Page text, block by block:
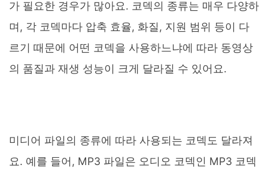
가 필요한 경우가 많아요. 코덱의 종류는 매우 다양하
며, 각 코덱마다 압축 효율, 화질, 지원 범위 등이 다
르기 때문에 어떤 코덱을 사용하느냐에 따라 동영상
의 품질과 재생 성능이 크게 달라질 수 있어요.
미디어 파일의 종류에 따라 사용되는 코덱도 달라져
요. 예를 들어, MP3 파일은 오디오 코덱인 MP3 코덱